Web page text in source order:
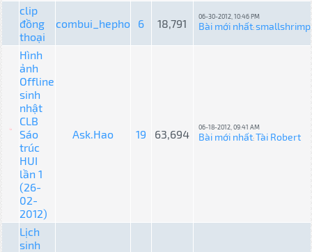
clip
đồng
thoại
combui_hepho 6 18,791
06-30-2012, 10:46 PM
Bài mới nhất:smallshrimp
Hình
ảnh
Offline
sinh
nhật
CLB
Sáo
trúc
HUI
lần 1
(26-
02-
2012)
Ask.Hao 19 63,694
06-18-2012, 09:41 AM
Bài mới nhất:Tài Robert
Lịch
sinh